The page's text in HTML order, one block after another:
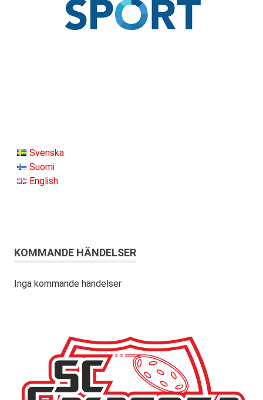
Svenska
Suomi
English
KOMMANDE HÄNDELSER
Inga kommande händelser